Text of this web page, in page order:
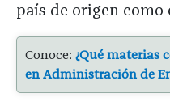
país de origen como
Conoce: ¿Qué materias
en Administración de